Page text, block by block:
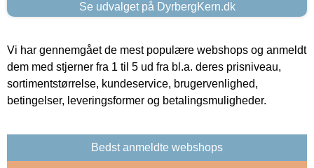
Se udvalget på DyrbergKern.dk
Vi har gennemgået de mest populære webshops og anmeldt
dem med stjerner fra 1 til 5 ud fra bl.a. deres prisniveau,
sortimentstørrelse, kundeservice, brugervenlighed,
betingelser, leveringsformer og betalingsmuligheder.
Bedst anmeldte webshops